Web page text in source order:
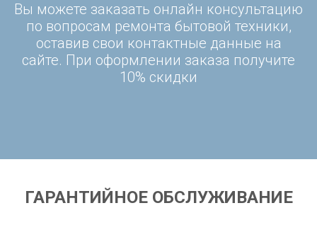
Вы можете заказать онлайн консультацию
по вопросам ремонта бытовой техники,
оставив свои контактные данные на
сайте. При оформлении заказа получите
10% скидки
ГАРАНТИЙНОЕ ОБСЛУЖИВАНИЕ